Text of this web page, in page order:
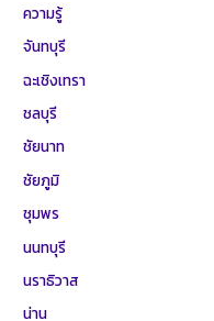
ความรู้
จันทบุรี
ฉะเชิงเทรา
ชลบุรี
ชัยนาท
ชัยภูมิ
ชุมพร
นนทบุรี
นราธิวาส
น่าน